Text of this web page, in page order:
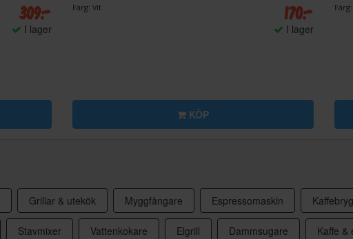
309:-
I lager
Färg: Vit 170:-
I lager
KÖP
Grillar & utekök Myggfångare Espressomaskin
Stavmixer Vattenkokare Elgrill Dammsugare Kaffe &